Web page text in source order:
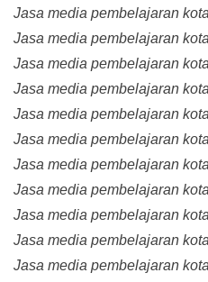
Jasa media pembelajaran
Jasa media pembelajaran
Jasa media pembelajaran
Jasa media pembelajaran
Jasa media pembelajaran
Jasa media pembelajaran
Jasa media pembelajaran
Jasa media pembelajaran
Jasa media pembelajaran
Jasa media pembelajaran
Jasa media pembelajaran